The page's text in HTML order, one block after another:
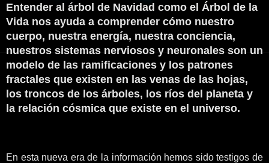
Entender al árbol de Navidad como el Árbol de la
Vida nos ayuda a comprender cómo nuestro
cuerpo, nuestra energía, nuestra conciencia,
nuestros sistemas nerviosos y neuronales son un
modelo de las ramificaciones y los patrones
fractales que existen en las venas de las hojas,
los troncos de los árboles, los ríos del planeta y
la relación cósmica que existe en el universo.
En esta nueva era de la información hemos sido testigos de